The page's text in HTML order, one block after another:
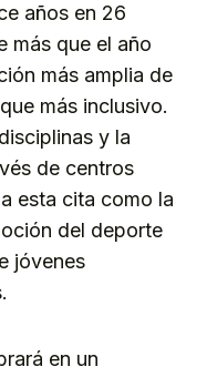
años en 26
más que el año
más amplia de
más inclusivo.
y la
de centros
esta cita como la
del deporte
jóvenes
en un